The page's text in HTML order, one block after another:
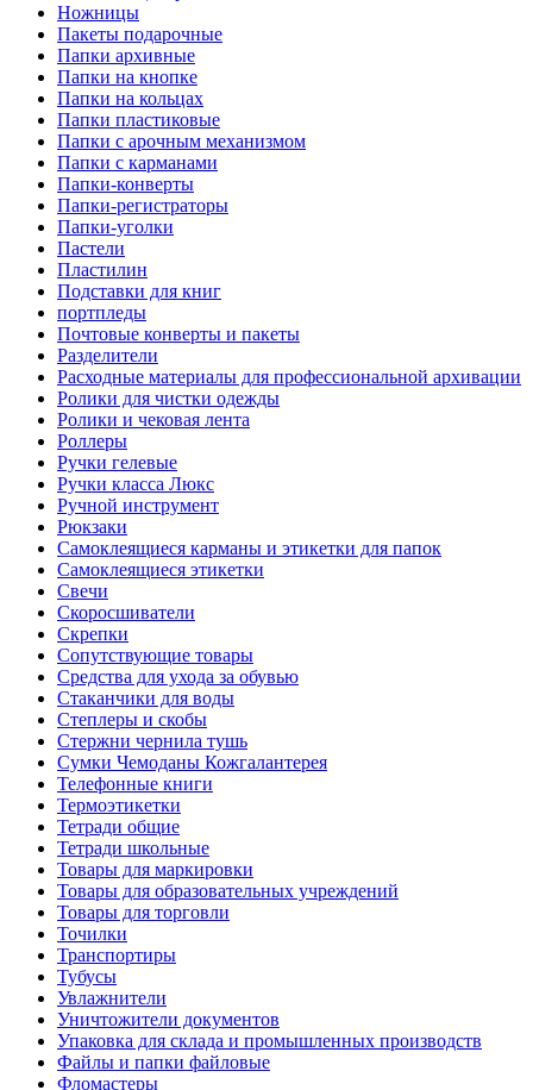
Ножницы
Пакеты подарочные
Папки архивные
Папки на кнопке
Папки на кольцах
Папки пластиковые
Папки с арочным механизмом
Папки с карманами
Папки-конверты
Папки-регистраторы
Папки-уголки
Пастели
Пластилин
Подставки для книг
портпледы
Почтовые конверты и пакеты
Разделители
Расходные материалы для профессиональной архивации
Ролики для чистки одежды
Ролики и чековая лента
Роллеры
Ручки гелевые
Ручки класса Люкс
Ручной инструмент
Рюкзаки
Самоклеящиеся карманы и этикетки для папок
Самоклеящиеся этикетки
Свечи
Скоросшиватели
Скрепки
Сопутствующие товары
Средства для ухода за обувью
Стаканчики для воды
Степлеры и скобы
Стержни чернила тушь
Сумки Чемоданы Кожгалантерея
Телефонные книги
Термоэтикетки
Тетради общие
Тетради школьные
Товары для маркировки
Товары для образовательных учреждений
Товары для торговли
Точилки
Транспортиры
Тубусы
Увлажнители
Уничтожители документов
Упаковка для склада и промышленных производств
Файлы и папки файловые
Фломастеры